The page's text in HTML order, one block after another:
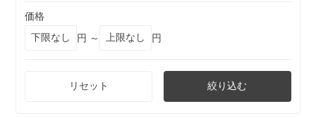
価格
円 ～
円
リセット 絞り込む